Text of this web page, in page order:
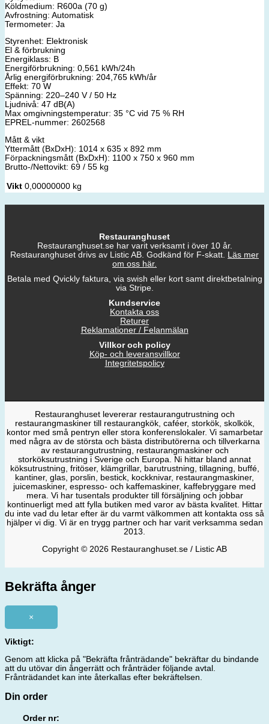
Köldmedium: R600a (70 g)
Avfrostning: Automatisk
Termometer: Ja
Styrenhet: Elektronisk
El & förbrukning
Energiklass: B
Energiförbrukning: 0,561 kWh/24h
Årlig energiförbrukning: 204,765 kWh/år
Effekt: 70 W
Spänning: 220–240 V / 50 Hz
Ljudnivå: 47 dB(A)
Max omgivningstemperatur: 35 °C vid 75 % RH
EPREL-nummer: 2602568
Mått & vikt
Yttermått (BxDxH): 1014 x 635 x 892 mm
Förpackningsmått (BxDxH): 1100 x 750 x 960 mm
Brutto-/Nettovikt: 69 / 55 kg
Vikt 0,00000000 kg
Restauranghuset
Restauranghuset.se har varit verksamt i över 10 år.
Restauranghuset drivs av Listic AB. Godkänd för F-skatt. Läs mer
om oss här.
Betala med Qvickly faktura, via swish eller kort samt direktbetalning
via Stripe.
Kundservice
Kontakta oss
Returer
Reklamationer / Felanmälan
Villkor och policy
Köp- och leveransvillkor
Integritetspolicy
Restauranghuset levererar restaurangutrustning och
restaurangmaskiner till restaurangkök, caféer, storkök, skolkök,
kontor med små pentryn eller stora konferenslokaler. Vi samarbetar
med några av de största och bästa distributörerna och tillverkarna
av restaurangutrustning, restaurangmaskiner och
storköksutrustning i Sverige och Europa. Ni hittar bland annat
köksutrustning, fritöser, klämgrillar, barutrustning, tillagning, buffé,
kantiner, glas, porslin, bestick, kockknivar, restaurangmaskiner,
juicemaskiner, espresso- och kaffemaskiner, kaffebryggare med
mera. Vi har tusentals produkter till försäljning och jobbar
kontinuerligt med att fylla butiken med varor av bästa kvalitet. Hittar
du inte vad du letar efter är du varmt välkommen att kontakta oss så
hjälper vi dig. Vi är en trygg partner och har varit verksamma sedan
2013.
Copyright © 2026 Restauranghuset.se / Listic AB
Bekräfta ånger
×
Viktigt:
Genom att klicka på "Bekräfta frånträdande" bekräftar du bindande
att du utövar din ångerrätt och frånträder följande avtal.
Frånträdandet kan inte återkallas efter bekräftelsen.
Din order
Order nr: